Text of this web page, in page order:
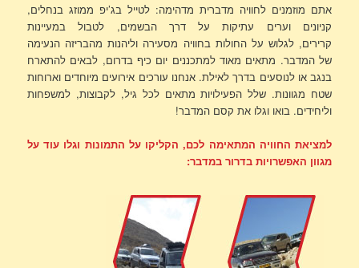
אתם מוזמנים לחוויה מדברית מדהימה: לטייל בג’יפ ממוזג בנחלים,
קניונים וערים עתיקות על דרך הבשמים, לטבול במעיינות
קרירים, לגלוש על החולות בחוויה מסעירה וליהנות מהבריזה הנעימה
של המדבר. מתאים מאוד למתכננים יום כיף בדרום, לבאים להתארח
בנגב או לנוסעים בדרך לאילת. אנחנו עורכים אירועים מיוחדים וארוחות
שטח מגוונות. שלל הפעילויות מתאים לכל גיל, לקבוצות, למשפחות
וליחידים. בואו וגלו את קסם המדבר!
למציאת החוויה המתאימה לכם, הקליקו על התמונות וגלו עוד על
מגוון האפשרויות בדרור במדבר: